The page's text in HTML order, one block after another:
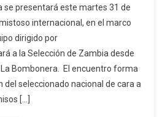
se presentará este martes 31 de
internacional, en el marco
dirigido por
a la Selección de Zambia desde
La Bombonera. El encuentro forma
del seleccionado nacional de cara a
[…]